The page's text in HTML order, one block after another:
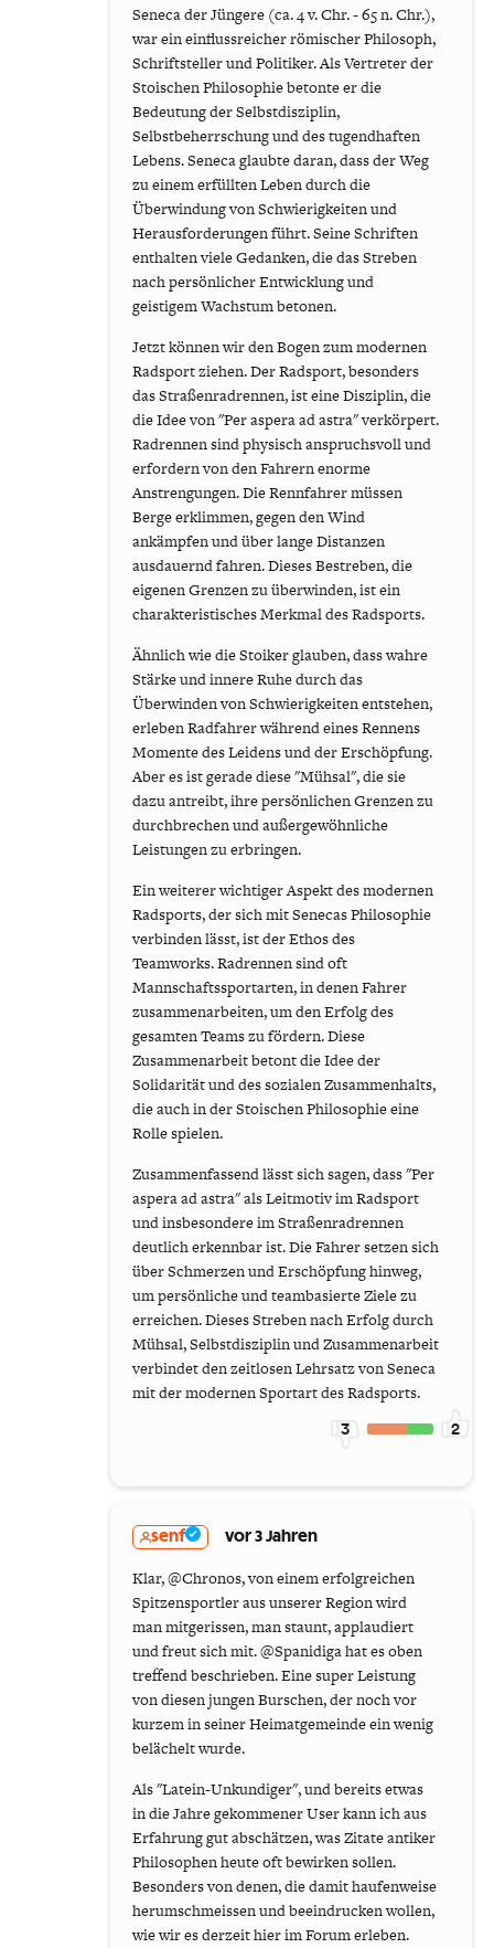
Seneca der Jüngere (ca. 4 v. Chr. - 65 n. Chr.),
war ein einflussreicher römischer Philosoph,
Schriftsteller und Politiker. Als Vertreter der
Stoischen Philosophie betonte er die
Bedeutung der Selbstdisziplin,
Selbstbeherrschung und des tugendhaften
Lebens. Seneca glaubte daran, dass der Weg
zu einem erfüllten Leben durch die
Überwindung von Schwierigkeiten und
Herausforderungen führt. Seine Schriften
enthalten viele Gedanken, die das Streben
nach persönlicher Entwicklung und
geistigem Wachstum betonen.
Jetzt können wir den Bogen zum modernen
Radsport ziehen. Der Radsport, besonders
das Straßenradrennen, ist eine Disziplin, die
die Idee von "Per aspera ad astra" verkörpert.
Radrennen sind physisch anspruchsvoll und
erfordern von den Fahrern enorme
Anstrengungen. Die Rennfahrer müssen
Berge erklimmen, gegen den Wind
ankämpfen und über lange Distanzen
ausdauernd fahren. Dieses Bestreben, die
eigenen Grenzen zu überwinden, ist ein
charakteristisches Merkmal des Radsports.
Ähnlich wie die Stoiker glauben, dass wahre
Stärke und innere Ruhe durch das
Überwinden von Schwierigkeiten entstehen,
erleben Radfahrer während eines Rennens
Momente des Leidens und der Erschöpfung.
Aber es ist gerade diese "Mühsal", die sie
dazu antreibt, ihre persönlichen Grenzen zu
durchbrechen und außergewöhnliche
Leistungen zu erbringen.
Ein weiterer wichtiger Aspekt des modernen
Radsports, der sich mit Senecas Philosophie
verbinden lässt, ist der Ethos des
Teamworks. Radrennen sind oft
Mannschaftssportarten, in denen Fahrer
zusammenarbeiten, um den Erfolg des
gesamten Teams zu fördern. Diese
Zusammenarbeit betont die Idee der
Solidarität und des sozialen Zusammenhalts,
die auch in der Stoischen Philosophie eine
Rolle spielen.
Zusammenfassend lässt sich sagen, dass "Per
aspera ad astra" als Leitmotiv im Radsport
und insbesondere im Straßenradrennen
deutlich erkennbar ist. Die Fahrer setzen sich
über Schmerzen und Erschöpfung hinweg,
um persönliche und teambasierte Ziele zu
erreichen. Dieses Streben nach Erfolg durch
Mühsal, Selbstdisziplin und Zusammenarbeit
verbindet den zeitlosen Lehrsatz von Seneca
mit der modernen Sportart des Radsports.
3 2
senf vor 3 Jahren
Klar, @Chronos, von einem erfolgreichen
Spitzensportler aus unserer Region wird
man mitgerissen, man staunt, applaudiert
und freut sich mit. @Spanidiga hat es oben
treffend beschrieben. Eine super Leistung
von diesen jungen Burschen, der noch vor
kurzem in seiner Heimatgemeinde ein wenig
belächelt wurde.
Als "Latein-Unkundiger", und bereits etwas
in die Jahre gekommener User kann ich aus
Erfahrung gut abschätzen, was Zitate antiker
Philosophen heute oft bewirken sollen.
Besonders von denen, die damit haufenweise
herumschmeissen und beeindrucken wollen,
wie wir es derzeit hier im Forum erleben.